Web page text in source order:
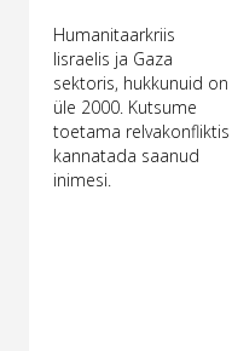
Humanitaarkriis
Iisraelis ja Gaza
sektoris, hukkunuid on
üle 2000. Kutsume
toetama relvakonfliktis
kannatada saanud
inimesi.